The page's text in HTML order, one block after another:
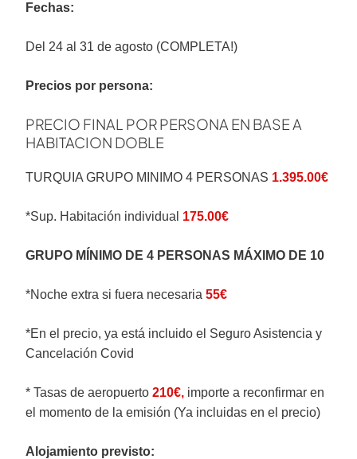
Fechas:
Del 24 al 31 de agosto (COMPLETA!)
Precios por persona:
PRECIO FINAL POR PERSONA EN BASE A
HABITACION DOBLE
TURQUIA GRUPO MINIMO 4 PERSONAS 1.395.00€
*Sup. Habitación individual 175.00€
GRUPO MÍNIMO DE 4 PERSONAS MÁXIMO DE 10
*Noche extra si fuera necesaria 55€
*En el precio, ya está incluido el Seguro Asistencia y
Cancelación Covid
* Tasas de aeropuerto 210€, importe a reconfirmar en
el momento de la emisión (Ya incluidas en el precio)
Alojamiento previsto: